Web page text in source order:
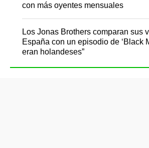
con más oyentes mensuales
Los Jonas Brothers comparan sus
España con un episodio de ‘Black
eran holandeses”